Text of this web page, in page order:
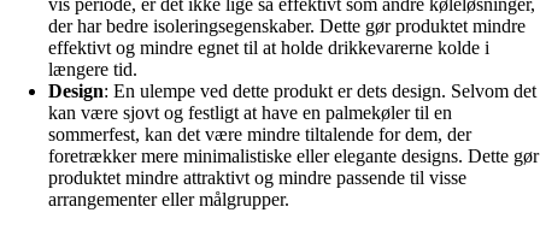
vis periode, er det ikke lige så effektivt som andre køleløsninger,
der har bedre isoleringsegenskaber. Dette gør produktet mindre
effektivt og mindre egnet til at holde drikkevarerne kolde i
længere tid.
Design: En ulempe ved dette produkt er dets design. Selvom det
kan være sjovt og festligt at have en palmekøler til en
sommerfest, kan det være mindre tiltalende for dem, der
foretrækker mere minimalistiske eller elegante designs. Dette gør
produktet mindre attraktivt og mindre passende til visse
arrangementer eller målgrupper.